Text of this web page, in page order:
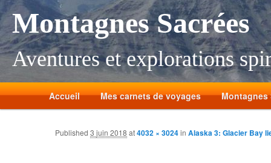
Montagnes Sacrées
Aventures et explorations
Accueil Mes carnets de voyages Montagnes
Published3 juin 2018 at4032 × 3024inAlaska 3: Glacier Bay